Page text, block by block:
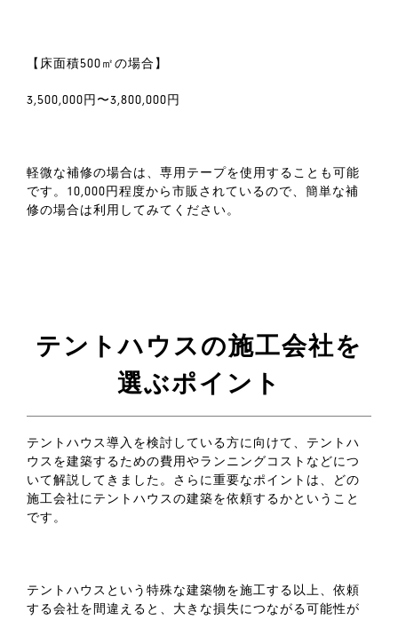
【床面積500㎡の場合】
3,500,000円〜3,800,000円
軽微な補修の場合は、専用テープを使用することも可能
です。10,000円程度から市販されているので、簡単な補
修の場合は利用してみてください。
テントハウスの施工会社を
選ぶポイント
テントハウス導入を検討している方に向けて、テントハ
ウスを建築するための費用やランニングコストなどにつ
いて解説してきました。さらに重要なポイントは、どの
施工会社にテントハウスの建築を依頼するかということ
です。
テントハウスという特殊な建築物を施工する以上、依頼
する会社を間違えると、大きな損失につながる可能性が